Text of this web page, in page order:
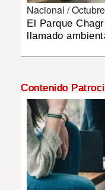
DEPORTES
MULTIMEDIA
IMPRESO
Nacional /
El Parque
llamado
Contenido